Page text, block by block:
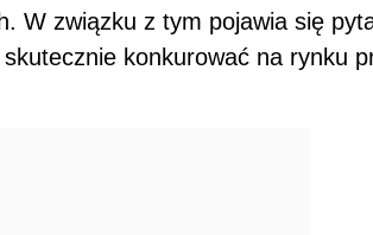
W związku z tym pojawia się
konkurować na rynku